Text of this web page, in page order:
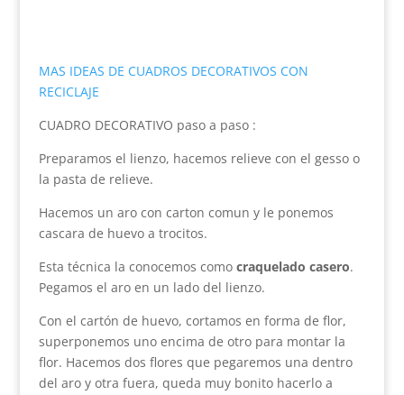
MAS IDEAS DE CUADROS DECORATIVOS CON
RECICLAJE
CUADRO DECORATIVO paso a paso :
Preparamos el lienzo, hacemos relieve con el gesso o
la pasta de relieve.
Hacemos un aro con carton comun y le ponemos
cascara de huevo a trocitos.
Esta técnica la conocemos como craquelado casero.
Pegamos el aro en un lado del lienzo.
Con el cartón de huevo, cortamos en forma de flor,
superponemos uno encima de otro para montar la
flor. Hacemos dos flores que pegaremos una dentro
del aro y otra fuera, queda muy bonito hacerlo a